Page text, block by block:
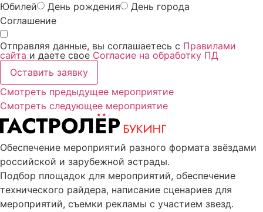
Юбилей
День рождения
День города
Соглашение
Отправляя данные, вы соглашаетесь с Правилами
сайта и даете свое Согласие на обработку ПД
Оставить заявку
Смотреть предыдущее мероприятие
Смотреть следующее мероприятие
Обеспечение мероприятий разного формата звёздами
российской и зарубежной эстрады.
Подбор площадок для мероприятий, обеспечение
технического райдера, написание сценариев для
мероприятий, съемки рекламы с участием звезд.